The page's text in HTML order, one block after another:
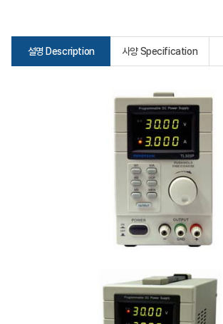
설명 Description 사양 Specification